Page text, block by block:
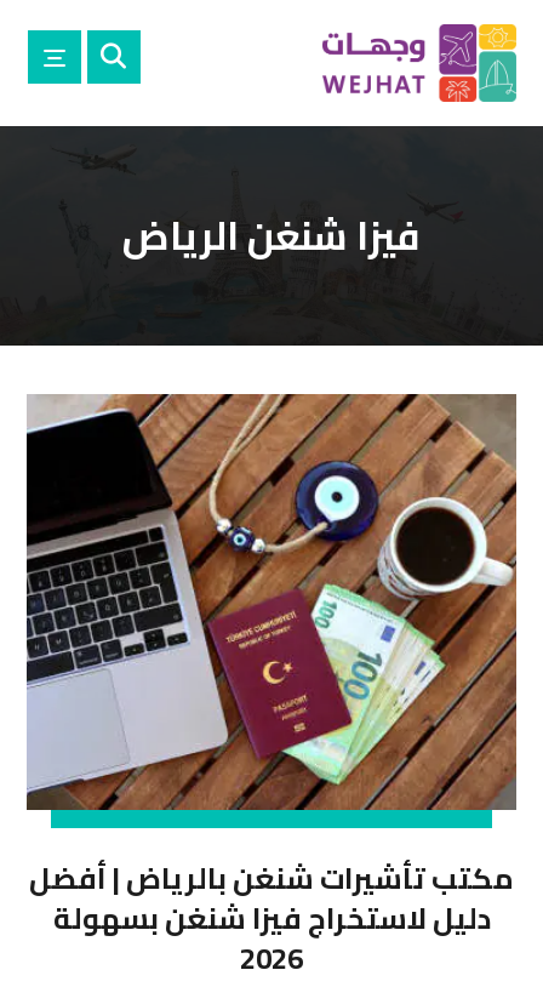
فيزا شنغن الرياض
مكتب تأشيرات شنغن بالرياض | أفضل
دليل لاستخراج فيزا شنغن بسهولة
2026